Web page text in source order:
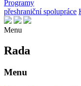
Programy
přeshraniční spolupráce
Menu
Rada
Menu